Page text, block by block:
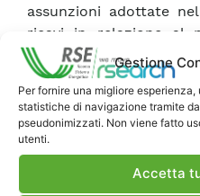
Gestione
Per fornire una migliore
statistiche di navigazione tramite
pseudonimizzati. Non viene fatto
utenti.
Accetta
assunzioni adottate
ricavi in relazione al
parametri che
Infine, a titolo di
alcuni casi
efficienza
emerso che i risparmi